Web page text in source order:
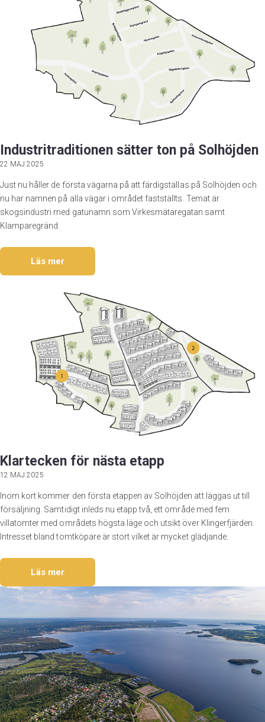
Industritraditionen sätter ton på Solhöjden
22 MAJ 2025
Just nu håller de första vägarna på att färdigställas på Solhöjden och
nu har namnen på alla vägar i området fastställts. Temat är
skogsindustri med gatunamn som Virkesmätaregatan samt
Klamparegränd.
Läs mer
Klartecken för nästa etapp
12 MAJ 2025
Inom kort kommer den första etappen av Solhöjden att läggas ut till
försäljning. Samtidigt inleds nu etapp två, ett område med fem
villatomter med områdets högsta läge och utsikt över Klingerfjärden.
Intresset bland tomtköpare är stort vilket är mycket glädjande.
Läs mer